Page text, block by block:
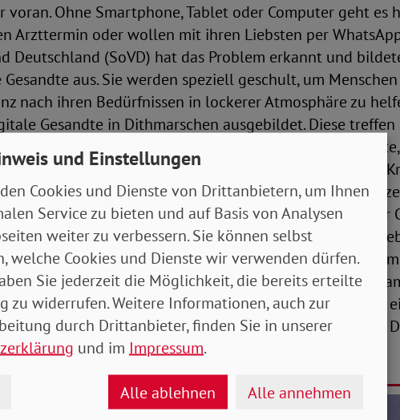
Ohne Smartphone, Tablet oder Computer geht es
Arzttermin oder wollen mit ihren Liebsten per
Deutschland (SoVD) hat das Problem erkannt und
aus. Sie werden speziell geschult, um
nach ihren Bedürfnissen in lockerer Atmosphäre zu
Gesandte in Dithmarschen ausgebildet. Diese
An dem Treffen am 23. Juli, nahmen 20 Digitale
Deutschland, Renate Eggers und die stellvertretende
schon über viele positive Rückmeldungen bei den
auch überdeutlich sichtbar. Die Kommunikation der
noch nicht optimal, oft gar nicht. Da das
ist, ist diese ablehnende Haltung unverständlich.
wird es eine Liste geben, auf der schon bestehende
aufgelistet sind. Für Dithmarschen genügt bei Bedarf
und Dienstag von 9 - 11 Uhr und am Mittwoch und
und Einstellungen
Cookies und Dienste von Drittanbietern, um Ihnen
Service zu bieten und auf Basis von Analysen
weiter zu verbessern. Sie können selbst
welche Cookies und Dienste wir verwenden dürfen.
Sie jederzeit die Möglichkeit, die bereits erteilte
zu widerrufen. Weitere Informationen, auch zur
durch Drittanbieter, finden Sie in unserer
und im Impressum.
Alle ablehnen Alle annehmen